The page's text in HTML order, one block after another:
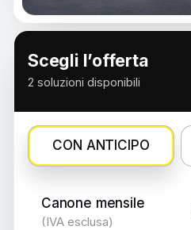
Scegli l’offerta
2 soluzioni disponibili
CON ANTICIPO
Canone mensile
(IVA esclusa)